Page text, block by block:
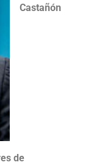
Castañón
de